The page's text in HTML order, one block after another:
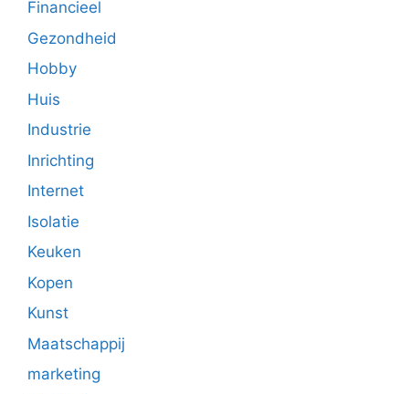
Financieel
Gezondheid
Hobby
Huis
Industrie
Inrichting
Internet
Isolatie
Keuken
Kopen
Kunst
Maatschappij
marketing